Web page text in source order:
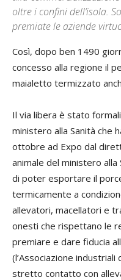
oltre i confini dell’isola.
premiate le aziende
Così, dopo ben 1490
concesso alla regione il
maialetto termizzato
Il via libera è stato
ministero alla Sanità che
ottobre ad Expo dal
animale del ministero
di poter esportare il
termicamente a
allevatori, macellatori e
onesti che rispettano le
premiare e dare fiducia
(l’Associazione industriali
stretto contatto con